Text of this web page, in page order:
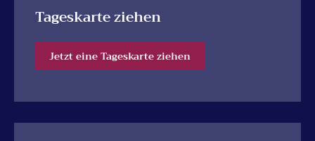
Tageskarte ziehen
Jetzt eine Tageskarte ziehen